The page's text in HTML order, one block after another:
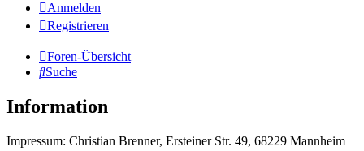
Anmelden
Registrieren
Foren-Übersicht
Suche
Information
Impressum: Christian Brenner, Ersteiner Str. 49, 68229 Mannheim